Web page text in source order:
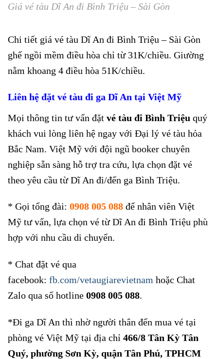
Giá vé tàu Dĩ An đi Bình Triệu – Sài Gòn
Chi tiết giá vé tàu Dĩ An đi Bình Triệu – Sài Gòn
ghế ngồi mềm điều hòa chỉ từ 31K/chiều. Giường
nằm khoang 4 điều hòa 51K/chiều.
Liên hệ đặt vé tàu đi ga Dĩ An tại Việt Mỹ
Mọi thông tin tư vấn đặt vé tàu đi Bình Triệu quý
khách vui lòng liên hệ ngay với Đại lý vé tàu hỏa
Bắc Nam. Việt Mỹ với đội ngũ booker chuyên
nghiệp sẵn sàng hỗ trợ tra cứu, lựa chọn đặt vé
theo yêu cầu từ Dĩ An đi/đến ga Bình Triệu.
* Gọi tổng đài: 0908 005 088 để nhân viên Việt
Mỹ tư vấn, lựa chọn vé từ Dĩ An đi Bình Triệu phù
hợp với nhu cầu di chuyển.
* Chat đặt vé qua
facebook: fb.com/vetaugiarevietnam hoặc Chat
Zalo qua số hotline 0908 005 088.
*Đi ga Dĩ An thì nhờ người thân đến mua vé tại
phòng vé Việt Mỹ tại địa chỉ 466/8 Tân Kỳ Tân
Quý, phường Sơn Kỳ, quận Tân Phú, TPHCM